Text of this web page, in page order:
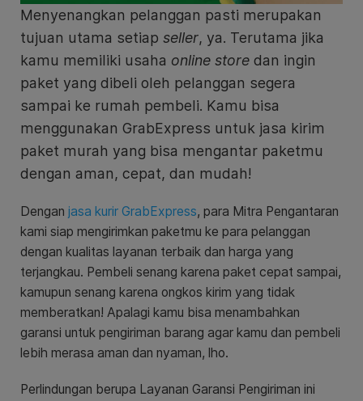
Menyenangkan pelanggan pasti merupakan
tujuan utama setiap seller, ya. Terutama jika
kamu memiliki usaha online store dan ingin
paket yang dibeli oleh pelanggan segera
sampai ke rumah pembeli. Kamu bisa
menggunakan GrabExpress untuk jasa kirim
paket murah yang bisa mengantar paketmu
dengan aman, cepat, dan mudah!
Dengan jasa kurir GrabExpress, para Mitra Pengantaran
kami siap mengirimkan paketmu ke para pelanggan
dengan kualitas layanan terbaik dan harga yang
terjangkau. Pembeli senang karena paket cepat sampai,
kamupun senang karena ongkos kirim yang tidak
memberatkan! Apalagi kamu bisa menambahkan
garansi untuk pengiriman barang agar kamu dan pembeli
lebih merasa aman dan nyaman, lho.
Perlindungan berupa Layanan Garansi Pengiriman ini